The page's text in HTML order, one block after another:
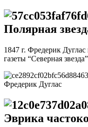
Полярная
1847 г. Фредерик
газеты “Северная звезда”
Фредерик Дуглас
Эврика